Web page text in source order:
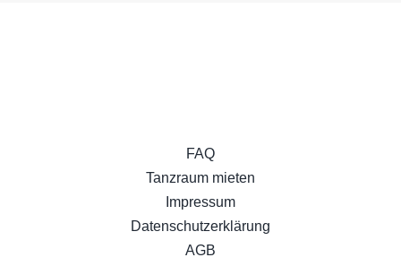
FAQ
Tanzraum mieten
Impressum
Datenschutzerklärung
AGB